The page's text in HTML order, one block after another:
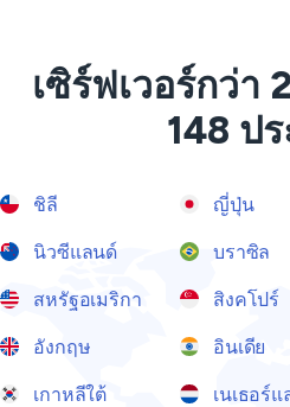
เซิร์ฟเวอร์กว่า
148 ป
ชิลี ญี่ปุ่น
นิวซีแลนด์ บราซิล
สหรัฐอเมริกา สิงคโปร์
อังกฤษ อินเดีย
เกาหลีใต้ เนเธอร์